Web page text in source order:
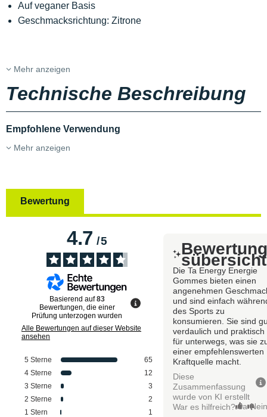
Auf veganer Basis
Geschmacksrichtung: Zitrone
Mehr anzeigen
Technische Beschreibung
Empfohlene Verwendung
Mehr anzeigen
Bewertung
4.7/5
Basierend auf83
Bewertungen, die einer
Prüfung unterzogen wurden
Alle Bewertungen auf dieser Website
ansehen
5 Sterne
65
4 Sterne
12
3 Sterne
3
2 Sterne
2
1 Stern 1
sübersicht
Die Ta Energy Energie
Gommes bieten einen
angenehmen
und sind einfach
des Sports zu
konsumieren. Sie sind
verdaulich und praktisch
für unterwegs, was sie
einer empfehlenswerten
Kraftquelle macht.
Diese
Zusammenfassung
wurde von KI erstellt
War es hilfreich? Ja